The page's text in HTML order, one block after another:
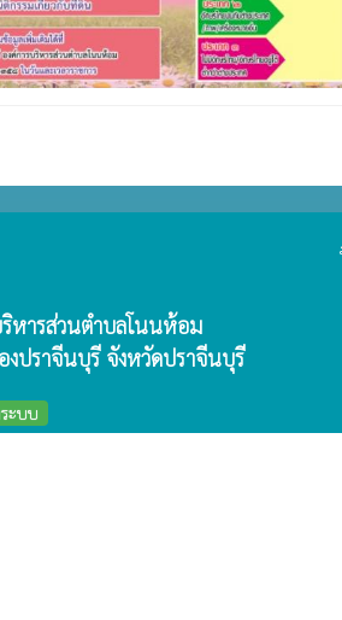
ริหารส่วนตำบลโนนห้อม
งปราจีนบุรี จังหวัดปราจีนบุรี
ะบบ